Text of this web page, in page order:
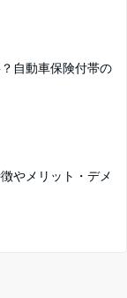
自動車保険付帯の
やメリット・デメ